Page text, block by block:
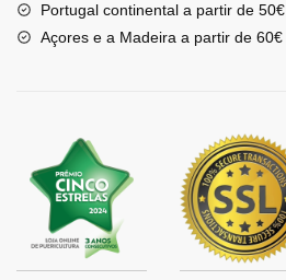
Portugal continental a partir de 50€
Açores e a Madeira a partir de 60€